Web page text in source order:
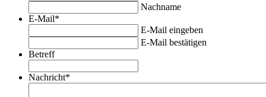
Nachname
E-Mail*
E-Mail eingeben
E-Mail bestätigen
Betreff
Nachricht*